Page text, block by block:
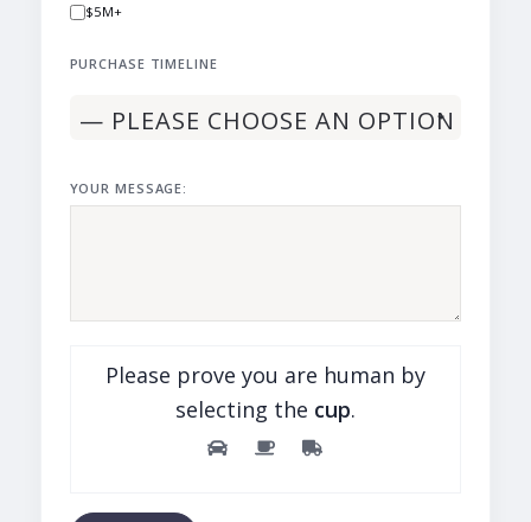
$5M+
PURCHASE TIMELINE
YOUR MESSAGE:
Please prove you are human by
selecting the cup.